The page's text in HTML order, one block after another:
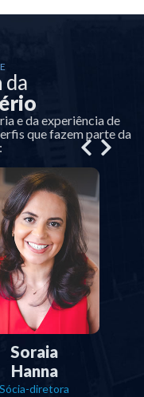
da
e da experiência de
que fazem parte da
Soraia
Hanna
Sócia-diretora